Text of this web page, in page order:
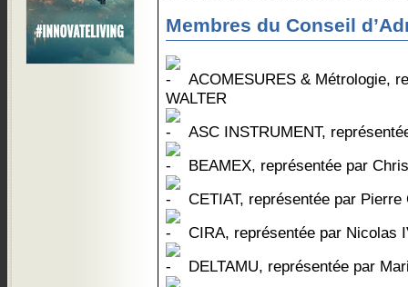
Membres du Conseil
ACOMESURES & Métrologie,
WALTER
ASC INSTRUMENT,
BEAMEX, représentée par
CETIAT, représentée par Pierre
CIRA, représentée par Nicolas
DELTAMU, représentée par